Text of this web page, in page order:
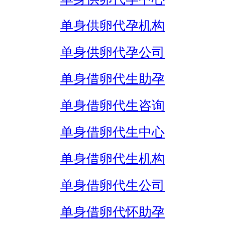
单身供卵代孕机构
单身供卵代孕公司
单身借卵代生助孕
单身借卵代生咨询
单身借卵代生中心
单身借卵代生机构
单身借卵代生公司
单身借卵代怀助孕